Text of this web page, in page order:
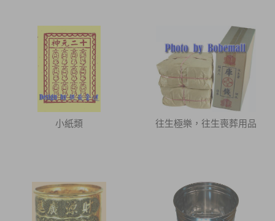
小紙類 往生極樂，往生喪葬用品